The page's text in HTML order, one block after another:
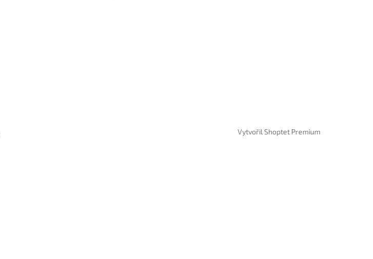
Vytvořil Shoptet Premium